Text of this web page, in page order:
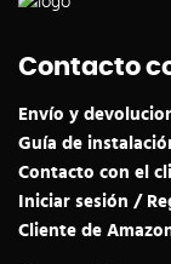
Contacto
Envío y
Guía de
Contacto con el
Iniciar sesión /
Cliente de